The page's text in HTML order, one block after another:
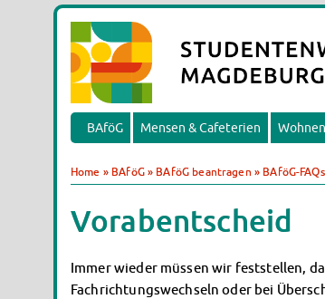
BAföG Mensen & Cafeterien Wohnen
Home » BAföG» BAföG beantragen » BAföG-FAQs
Vorabentscheid
Immer wieder müssen wir feststellen,
Fachrichtungswechseln oder bei